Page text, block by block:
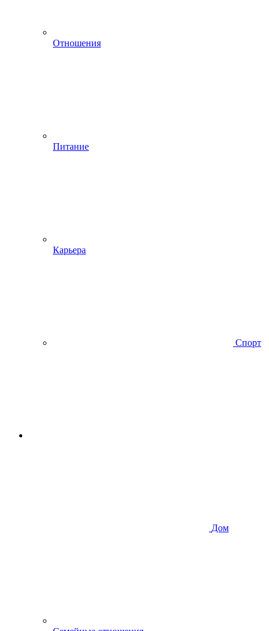
Отношения
Питание
Карьера
Спорт
Дом